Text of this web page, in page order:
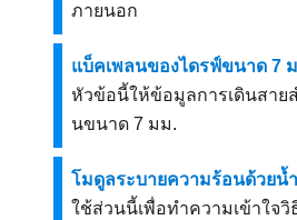
ภายนอก
แบ็คเพลนของไดรฟ์ขนาด 7
หัวข้อนี้ให้ข้อมูลการเดินสาย
นขนาด 7 มม.
โมดูลระบายความร้อนด้วยน้
ใช้ส่วนนี้เพื่อทำความเข้าใจวิ